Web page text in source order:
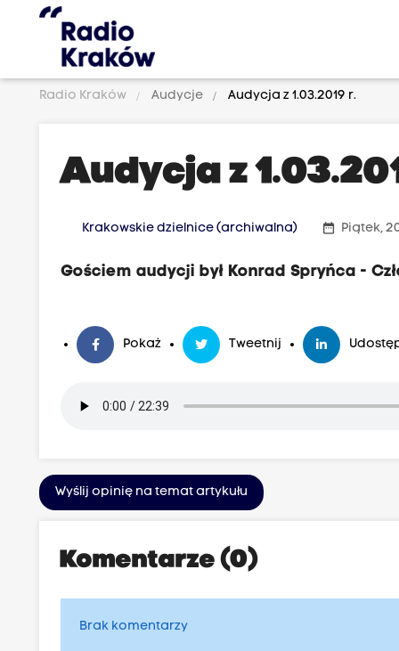
Radio Kraków Audycje Audycja z 1.03.2019 r.
Audycja z
Krakowskie dzielnice (archiwalna) date_range Piątek,
Gościem audycji był Konrad Spryńca -
Pokaż Tweetnij
Wyślij opinię na temat artykułu
Komentarze (0)
Brak komentarzy